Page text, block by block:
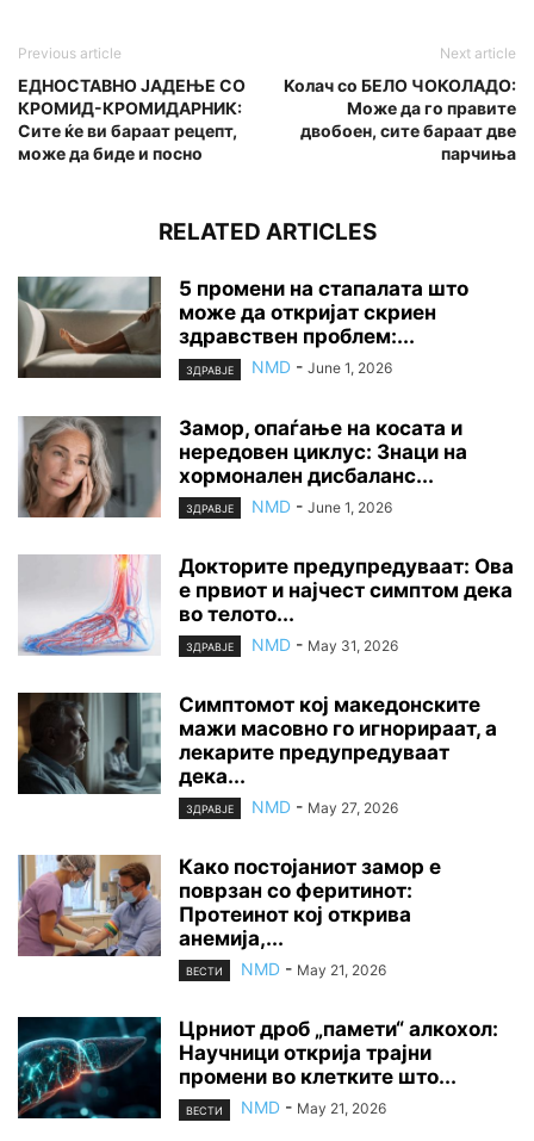
Previous article
ЕДНОСТАВНО ЈАДЕЊЕ СО
КРОМИД-КРОМИДАРНИК:
Сите ќе ви бараат рецепт,
може да биде и посно
Next article
Koлач со БЕЛО ЧОКОЛАДО:
Може да го правите
двобоен, сите бараат две
парчиња
RELATED ARTICLES
5 промени на стапалата што
може да откријат скриен
здравствен проблем:...
ЗДРАВЈЕ NMD - June 1, 2026
Замор, опаѓање на косата и
нередовен циклус: Знаци на
хормонален дисбаланс...
ЗДРАВЈЕ NMD - June 1, 2026
Докторите предупредуваат: Ова
е првиот и најчест симптом дека
во телото...
ЗДРАВЈЕ NMD - May 31, 2026
Симптомот кој македонските
мажи масовно го игнорираат, а
лекарите предупредуваат
дека...
ЗДРАВЈЕ NMD - May 27, 2026
Како постојаниот замор е
поврзан со феритинот:
Протеинот кој открива
анемија,...
ВЕСТИ NMD - May 21, 2026
Црниот дроб „памети“ алкохол:
Научници открија трајни
промени во клетките што...
ВЕСТИ NMD - May 21, 2026